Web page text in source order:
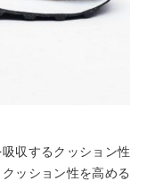
収するクッション性
ッション性を高める